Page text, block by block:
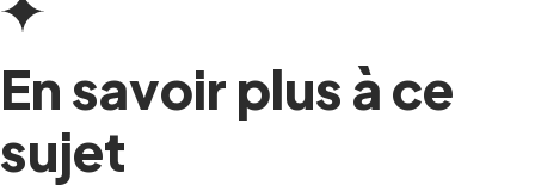
En savoir plus à ce
sujet